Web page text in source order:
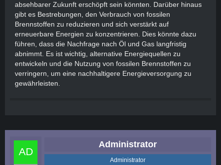
absehbarer Zukunft erschöpft sein könnten. Darüber hinaus
gibt es Bestrebungen, den Verbrauch von fossilen
Brennstoffen zu reduzieren und sich verstärkt auf
erneuerbare Energien zu konzentrieren. Dies könnte dazu
führen, dass die Nachfrage nach Öl und Gas langfristig
abnimmt. Es ist wichtig, alternative Energiequellen zu
entwickeln und die Nutzung von fossilen Brennstoffen zu
verringern, um eine nachhaltigere Energieversorgung zu
gewährleisten.
Administrator
Administrator